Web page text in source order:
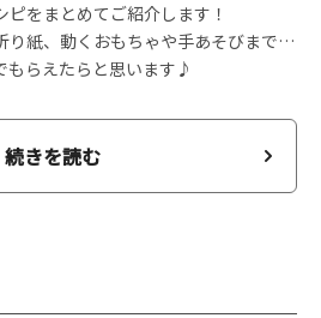
をまとめてご紹介します！
り紙、動くおもちゃや手あそびまで…
もらえたらと思います♪
続きを読む